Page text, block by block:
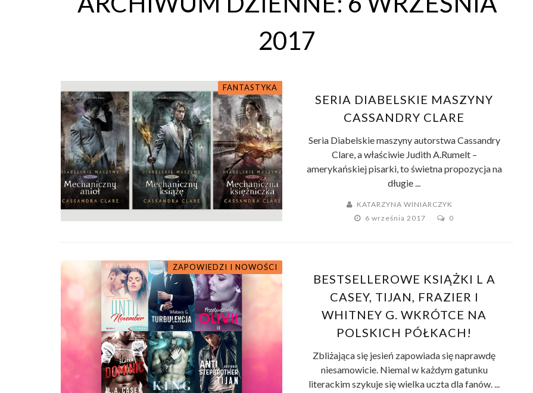
2017
FANTASTYKA
SERIA DIABELSKIE MASZYNY
CASSANDRY CLARE
Seria Diabelskie maszyny autorstwa Cassandry
Clare, a właściwie Judith A.Rumelt –
amerykańskiej pisarki, to świetna propozycja na
długie ...
KATARZYNA WINIARCZYK
6 września 2017
0
ZAPOWIEDZI I NOWOŚCI
BESTSELLEROWE KSIĄŻKI L A
CASEY, TIJAN, FRAZIER I
WHITNEY G. WKRÓTCE NA
POLSKICH PÓŁKACH!
Zbliżająca się jesień zapowiada się naprawdę
niesamowicie. Niemal w każdym gatunku
literackim szykuje się wielka uczta dla fanów. ...